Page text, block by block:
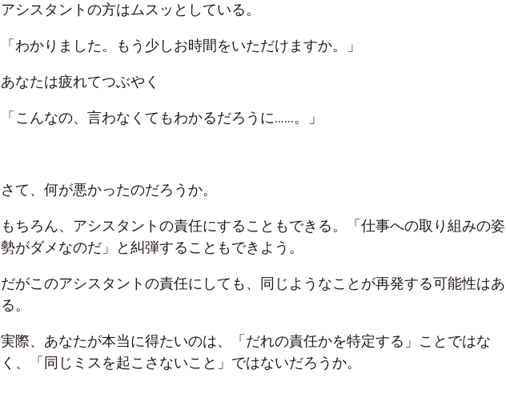
アシスタントの方はムスッとしている。
「わかりました。もう少しお時間をいただけますか。」
あなたは疲れてつぶやく
「こんなの、言わなくてもわかるだろうに……。」
さて、何が悪かったのだろうか。
もちろん、アシスタントの責任にすることもできる。「仕事への取り組みの姿
勢がダメなのだ」と糾弾することもできよう。
だがこのアシスタントの責任にしても、同じようなことが再発する可能性はあ
る。
実際、あなたが本当に得たいのは、「だれの責任かを特定する」ことではな
く、「同じミスを起こさないこと」ではないだろうか。